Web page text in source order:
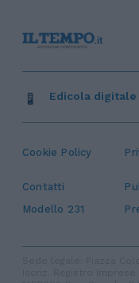
Cookie Policy
Contatti
Modello 231
Edicola digitale